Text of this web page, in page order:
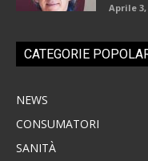
Aprile 3,
CATEGORIE
NEWS
CONSUMATORI
SANITÀ